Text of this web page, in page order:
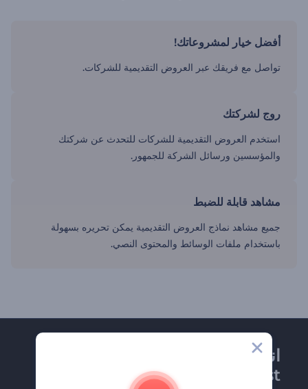
أفضل خيار لمشروعاتك!
تواصل مع فريقك عبر العروض التقديمية للشركات.
روج لشركتك
استخدم العروض التقديمية للشركات للتحدث عن شركتك
والمؤسسين ورسائل الشركة للجمهور.
مشاهد قابلة للضبط
جميع مشاهد نماذج العروض التقديمية يمكن تحريره بسهولة
باستخدام ملفات الوسائط والمحتوى النصي.
انضم إلى نشرة
Renderforest الإخبارية